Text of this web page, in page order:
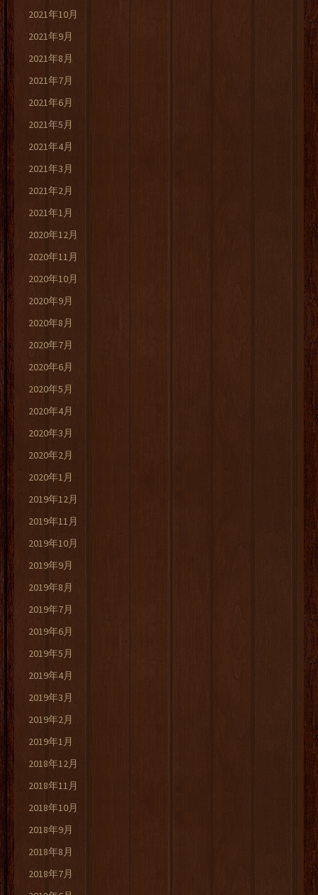
2021年10月
2021年9月
2021年8月
2021年7月
2021年6月
2021年5月
2021年4月
2021年3月
2021年2月
2021年1月
2020年12月
2020年11月
2020年10月
2020年9月
2020年8月
2020年7月
2020年6月
2020年5月
2020年4月
2020年3月
2020年2月
2020年1月
2019年12月
2019年11月
2019年10月
2019年9月
2019年8月
2019年7月
2019年6月
2019年5月
2019年4月
2019年3月
2019年2月
2019年1月
2018年12月
2018年11月
2018年10月
2018年9月
2018年8月
2018年7月